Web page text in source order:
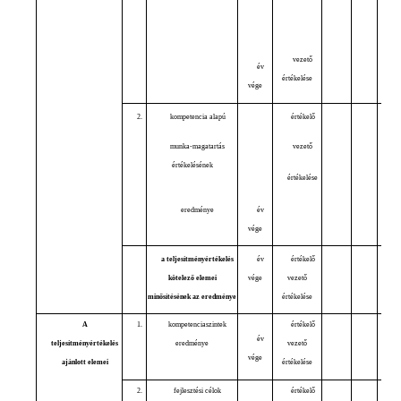
év
vége
vezető
értékelése
2. kompetencia alapú értékelő
munka-magatartás
értékelésének
vezető
értékelése
eredménye év
vége
a teljesítményértékelés
kötelező elemei
minősítésének az eredménye
év
vége
értékelő
vezető
értékelése
A
teljesítményértékelés
ajánlott elemei
1. kompetenciaszintek
eredménye
év
vége
értékelő
vezető
értékelése
2. fejlesztési célok értékelő